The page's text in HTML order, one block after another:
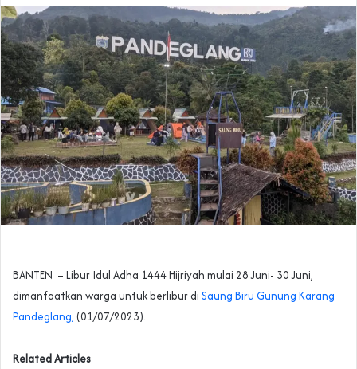
BANTEN – Libur Idul Adha 1444 Hijriyah mulai 28 Juni- 30 Juni,
dimanfaatkan warga untuk berlibur di Saung Biru Gunung Karang
Pandeglang, (01/07/2023).
Related Articles